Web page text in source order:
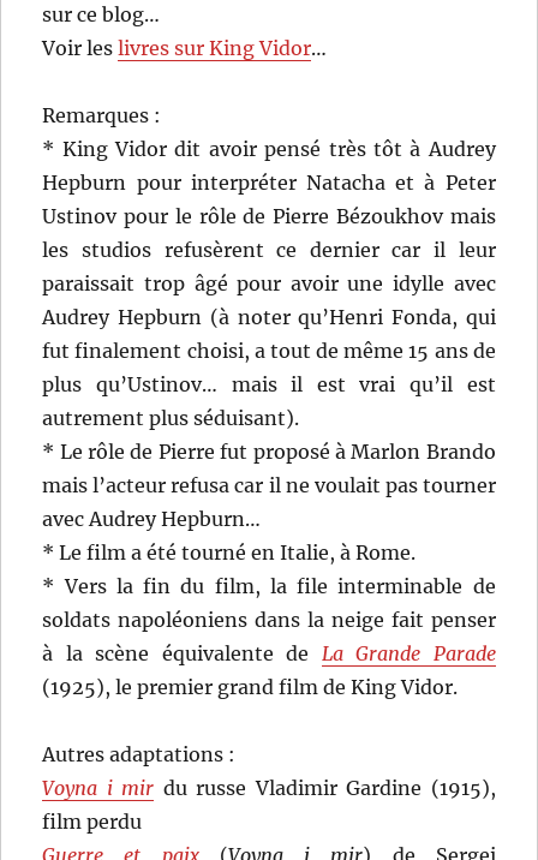
sur ce blog…
Voir leslivres sur King Vidor…
Remarques :
* King Vidor dit avoir pensé très tôt à Audrey
Hepburn pour interpréter Natacha et à Peter
Ustinov pour le rôle de Pierre Bézoukhov mais
les studios refusèrent ce dernier car il leur
paraissait trop âgé pour avoir une idylle avec
Audrey Hepburn (à noter qu’Henri Fonda, qui
fut finalement choisi, a tout de même 15 ans de
plus qu’Ustinov… mais il est vrai qu’il est
autrement plus séduisant).
* Le rôle de Pierre fut proposé à Marlon Brando
mais l’acteur refusa car il ne voulait pas tourner
avec Audrey Hepburn…
* Le film a été tourné en Italie, à Rome.
* Vers la fin du film, la file interminable de
soldats napoléoniens dans la neige fait penser
à la scène équivalente de La Grande Parade
(1925), le premier grand film de King Vidor.
Autres adaptations :
Voyna i mir du russe Vladimir Gardine (1915),
film perdu
Guerre et paix(Voyna i mir) de Sergei